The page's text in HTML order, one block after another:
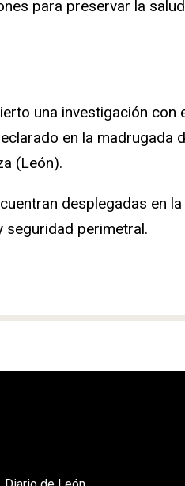
para preservar la
una investigación
en la madrugada
(León).
desplegadas en
seguridad perimetral.